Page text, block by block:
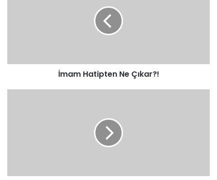
İmam Hatipten Ne Çıkar?!